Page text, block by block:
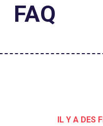
FAQ
IL Y A DES